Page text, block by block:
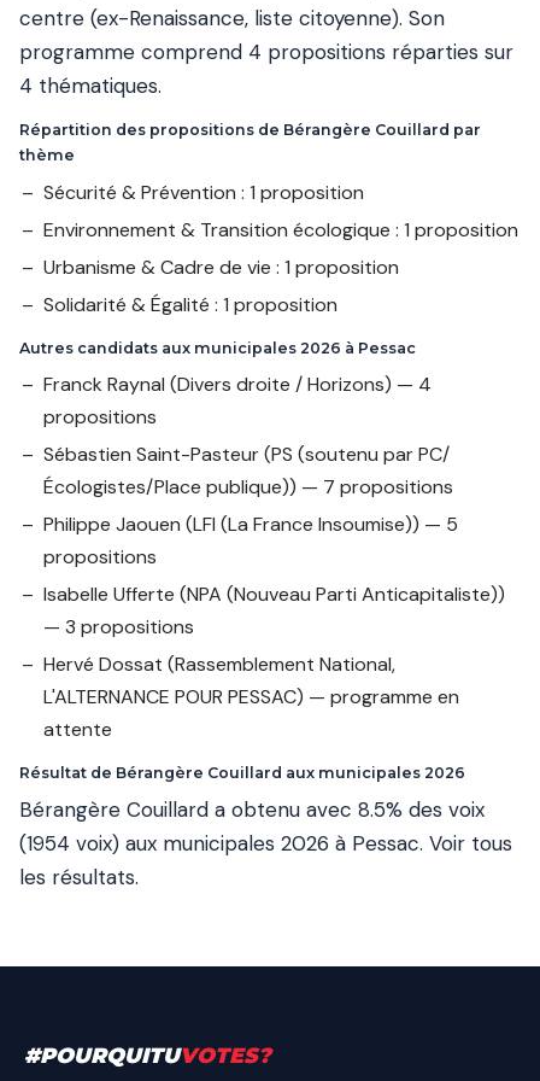
centre (ex-Renaissance, liste citoyenne). Son
programme comprend 4 propositions réparties sur
4 thématiques.
Répartition des propositions de Bérangère Couillard par
thème
Sécurité & Prévention : 1 proposition
Environnement & Transition écologique : 1 proposition
Urbanisme & Cadre de vie : 1 proposition
Solidarité & Égalité : 1 proposition
Autres candidats aux municipales 2026 à Pessac
Franck Raynal (Divers droite / Horizons) — 4
propositions
Sébastien Saint-Pasteur(PS (soutenu par PC/
Écologistes/Place publique)) — 7 propositions
Philippe Jaouen (LFI (La France Insoumise)) — 5
propositions
Isabelle Ufferte (NPA (Nouveau Parti Anticapitaliste))
— 3 propositions
Hervé Dossat (Rassemblement National,
L'ALTERNANCE POUR PESSAC) — programme en
attente
Résultat de Bérangère Couillard aux municipales 2026
Bérangère Couillard a obtenu avec 8.5% des voix
(1954 voix) aux municipales 2026 à Pessac. Voir tous
les résultats.
#POURQUITUVOTES?